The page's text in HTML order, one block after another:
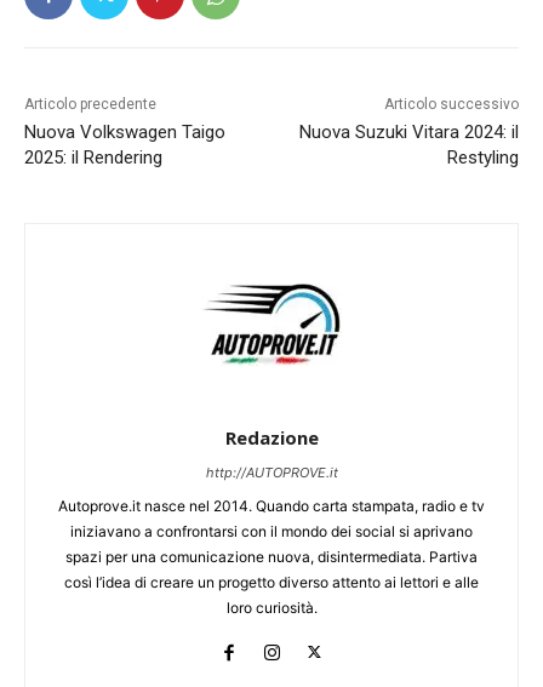
Articolo precedente
Nuova Volkswagen Taigo
2025: il Rendering
Articolo successivo
Nuova Suzuki Vitara 2024: il
Restyling
Redazione
http://AUTOPROVE.it
Autoprove.it nasce nel 2014. Quando carta stampata, radio e tv
iniziavano a confrontarsi con il mondo dei social si aprivano
spazi per una comunicazione nuova, disintermediata. Partiva
così l’idea di creare un progetto diverso attento ai lettori e alle
loro curiosità.